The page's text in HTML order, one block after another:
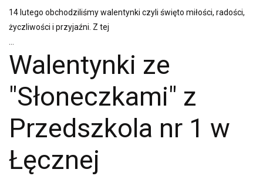
14 lutego obchodziliśmy walentynki czyli święto miłości, radości,
życzliwości i przyjaźni. Z tej
Walentynki ze
"Słoneczkami" z
Przedszkola nr 1 w
Łęcznej